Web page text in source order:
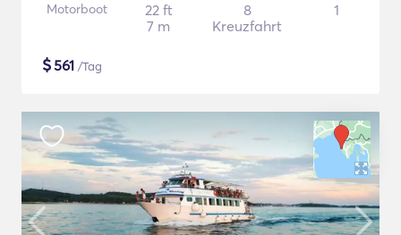
Motorboot
22 ft
7 m
8
Kreuzfahrt
1
$561 /Tag